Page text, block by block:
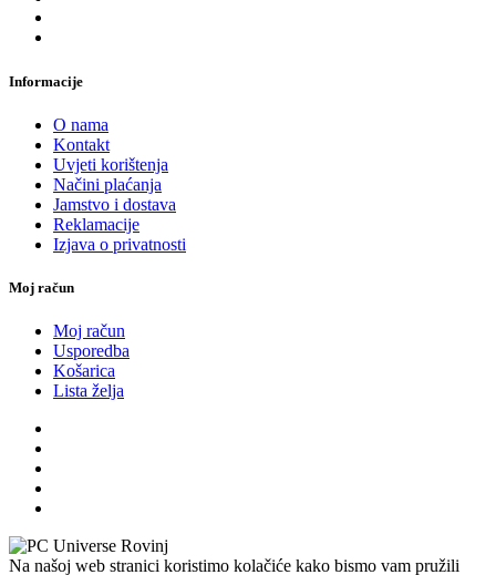
Informacije
O nama
Kontakt
Uvjeti korištenja
Načini plaćanja
Jamstvo i dostava
Reklamacije
Izjava o privatnosti
Moj račun
Moj račun
Usporedba
Košarica
Lista želja
Na našoj web stranici koristimo kolačiće kako bismo vam pružili